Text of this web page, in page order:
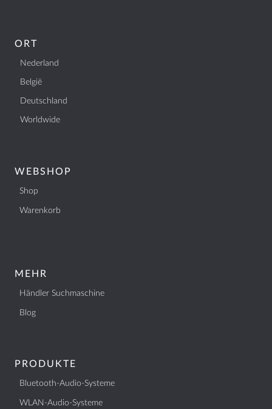
ORT
Nederland
België
Deutschland
Worldwide
WEBSHOP
Shop
Warenkorb
MEHR
Händler Suchmaschine
Blog
PRODUKTE
Bluetooth-Audio-Systeme
WLAN-Audio-Systeme